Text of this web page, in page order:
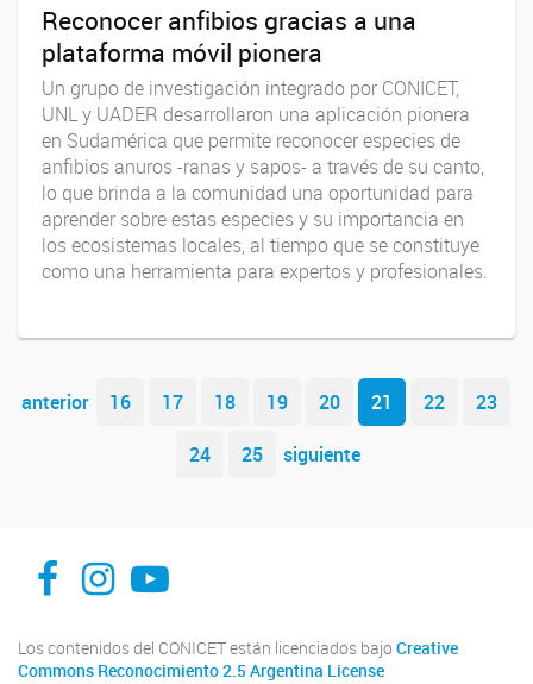
Reconocer anfibios gracias a una
plataforma móvil pionera
Un grupo de investigación integrado por CONICET,
UNL y UADER desarrollaron una aplicación pionera
en Sudamérica que permite reconocer especies de
anfibios anuros -ranas y sapos- a través de su canto,
lo que brinda a la comunidad una oportunidad para
aprender sobre estas especies y su importancia en
los ecosistemas locales, al tiempo que se constituye
como una herramienta para expertos y profesionales.
Navegador de artículos
anterior 16 17 18 19 20 21 22
23
24
25 siguiente
facebook
instagram
Youtube
Los contenidos del CONICET están licenciados bajo Creative
Commons Reconocimiento 2.5 Argentina License